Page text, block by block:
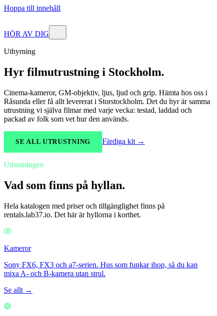
Hoppa till innehåll
HÖR AV DIG
Uthyrning
Hyr filmutrustning i Stockholm.
Cinema-kameror, GM-objektiv, ljus, ljud och grip. Hämta hos oss i
Råsunda eller få allt levererat i Storstockholm. Det du hyr är samma
utrustning vi själva filmar med varje vecka: testad, laddad och
packad av folk som vet hur den används.
SE ALL UTRUSTNING Färdiga kit →
Utrustningen
Vad som finns på hyllan.
Hela katalogen med priser och tillgänglighet finns på
rentals.lab37.io. Det här är hyllorna i korthet.
Kameror
Sony FX6, FX3 och a7-serien. Hus som funkar ihop, så du kan
mixa A- och B-kamera utan strul.
Se allt →